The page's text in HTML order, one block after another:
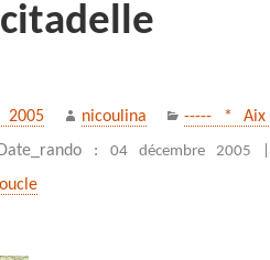
2005 Auteur
nicoulina Catégories
----- * Aix
Date_rando :04 décembre 2005 |